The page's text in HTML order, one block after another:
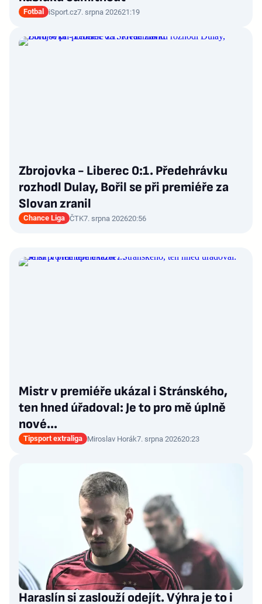
Fotbal iSport.cz7. srpna 202621:19
Zbrojovka - Liberec 0:1. Předehrávku
rozhodl Dulay, Bořil se při premiéře za
Slovan zranil
Chance Liga ČTK7. srpna 202620:56
Mistr v premiéře ukázal i Stránského,
ten hned úřadoval: Je to pro mě úplně
nové…
Tipsport extraliga Miroslav Horák7. srpna 202620:23
Haraslín si zaslouží odejít. Výhra je to i